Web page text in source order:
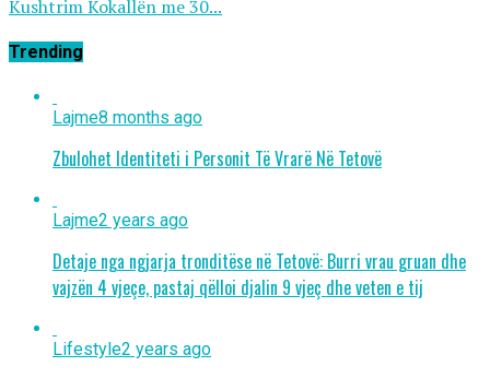
Kushtrim Kokallën me 30...
Trending
Lajme8 months ago
Zbulohet Identiteti i Personit Të Vrarë Në Tetovë
Lajme2 years ago
Detaje nga ngjarja tronditëse në Tetovë: Burri vrau gruan dhe
vajzën 4 vjeçe, pastaj qëlloi djalin 9 vjeç dhe veten e tij
Lifestyle2 years ago